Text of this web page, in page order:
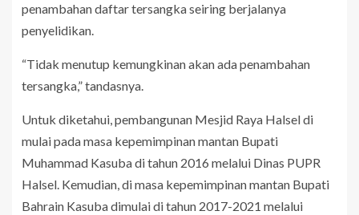
penambahan daftar tersangka seiring berjalanya
penyelidikan.
“Tidak menutup kemungkinan akan ada penambahan
tersangka,” tandasnya.
Untuk diketahui, pembangunan Mesjid Raya Halsel di
mulai pada masa kepemimpinan mantan Bupati
Muhammad Kasuba di tahun 2016 melalui Dinas PUPR
Halsel. Kemudian, di masa kepemimpinan mantan Bupati
Bahrain Kasuba dimulai di tahun 2017-2021 melalui